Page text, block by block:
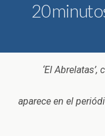
‘El
aparece en el